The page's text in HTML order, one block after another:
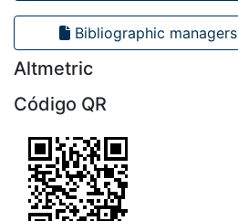
Bibliographic managers
Altmetric
Código QR